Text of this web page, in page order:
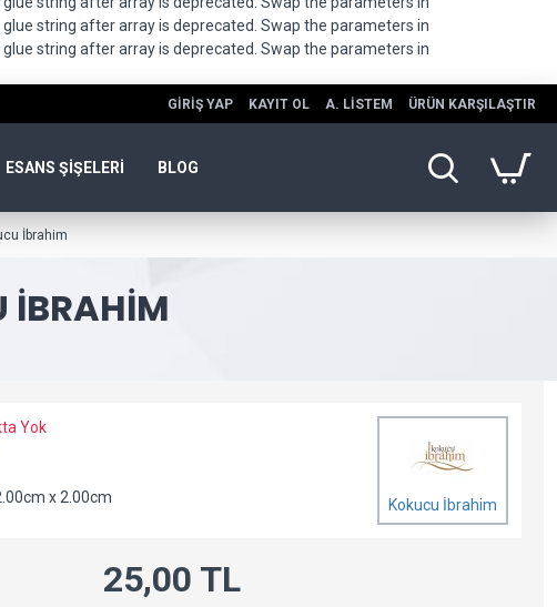
glue string after array is deprecated. Swap the parameters in
glue string after array is deprecated. Swap the parameters in
GIRIŞ YAP KAYIT OL A. LISTEM ÜRÜN KARŞILAŞTIR
ESANS ŞİŞELERİ BLOG
İbrahim
İBRAHIM
Yok
x 2.00cm Kokucu İbrahim
25,00 TL